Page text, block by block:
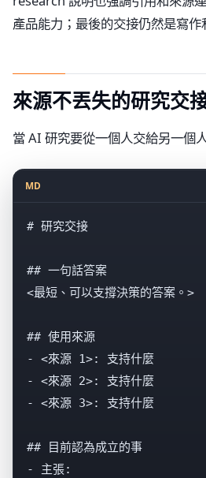
產品能力；最後的交接仍然是寫作
來源不丟失的研究交
當 AI 研究要從一個人交給另一個
MD
# 研究交接
## 一句話答案
<最短、可以支撐決策的答案。>
## 使用來源
- <來源 1>: 支持什麼
- <來源 2>: 支持什麼
- <來源 3>: 支持什麼
## 目前認為成立的事
- 主張: